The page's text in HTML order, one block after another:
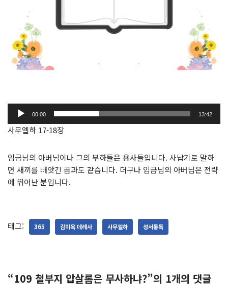
오
레
이
어
00:00 13:42
사무엘하 17-18장
임금님의 아버님이나 그의 부하들은 용사들입니다. 사납기로 말하
면 새끼를 빼앗긴 곰과도 같습니다. 더구나 임금님의 아버님은 전략
에 뛰어난 분입니다.
태그: 365 김미옥 데레사 사무엘하 성서통독
“109 철부지 압살롬은 무사하냐?”의 1개의 댓글